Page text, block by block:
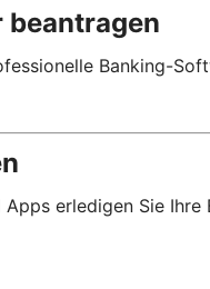
beantragen
Banking-
Apps erledigen Sie